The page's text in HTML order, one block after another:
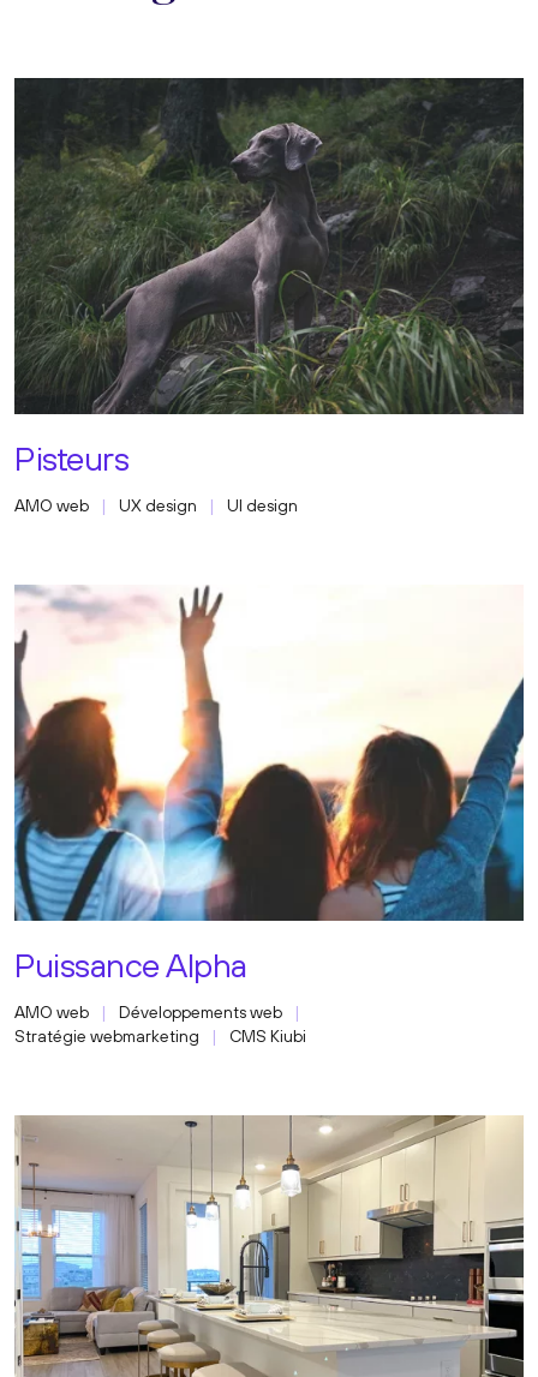
Pisteurs
AMO web UX design UI design
Puissance Alpha
AMO web
Développements web
Stratégie webmarketing
CMS Kiubi